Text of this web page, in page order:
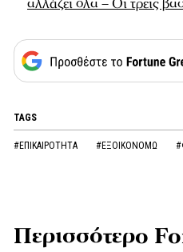
TAGS
#ΕΠΙΚΑΙΡΟΤΗΤΑ #ΕΞΟΙΚΟΝΟΜΩ
Περισσότερο